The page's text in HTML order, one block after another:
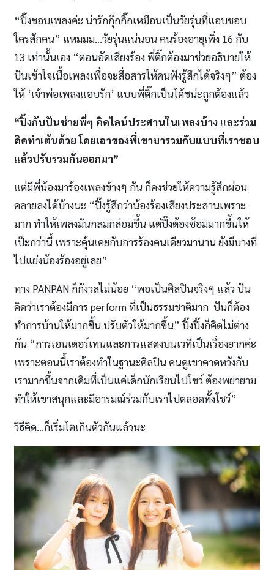
“ปิ๊งชอบเพลงค่ะ น่ารักกุ๊กกิ๊กเหมือนเป็นวัยรุ่นที่แอบชอบ
ใครสักคน” แหมมม…วัยรุ่นแน่นอน คนร้องอายุเพิ่ง 16 กับ
13 เท่านั้นเอง “ตอนอัดเสียงร้อง พี่ติ๊กต้องมาช่วยอธิบายให้
ปันเข้าใจเนื้อเพลงเพื่อจะสื่อสารให้คนฟังรู้สึกได้จริงๆ” ต้อง
ให้ ‘เจ้าพ่อเพลงแอบรัก’ แบบพี่ติ๊กเป็นโค้ชน่ะถูกต้องแล้ว
“ปิ๊งกับปันช่วยพี่ๆ คิดไลน์ประสานในเพลงบ้าง และร่วม
คิดท่าเต้นด้วย โดยเอาของพี่เขามารวมกับแบบที่เราชอบ
แล้วปรับรวมกันออกมา”
แต่มีพี่น้องมาร้องเพลงข้างๆ กัน ก็คงช่วยให้ความรู้สึกผ่อน
คลายลงได้บ้างนะ “ปิ๊งรู้สึกว่าน้องร้องเสียงประสานเพราะ
มาก ทำให้เพลงมันกลมกล่อมขึ้น แต่ปิ๊งต้องซ้อมมากขึ้นให้
เป๊ะกว่านี้ เพราะคุ้นเคยกับการร้องคนเดียวมานาน ยังมีบางที
ไปแย่งน้องร้องอยู่เลย”
ทาง PANPAN ก็กังวลไม่น้อย “พอเป็นศิลปินจริงๆ แล้ว ปัน
คิดว่าเราต้องมีการ perform ที่เป็นธรรมชาติมาก ปันก็ต้อง
ทำการบ้านให้มากขึ้น ปรับตัวให้มากขึ้น” ปิ๊งปิ๊งก็คิดไม่ต่าง
กัน “การเอนเตอร์เทนและการแสดงบนเวทีเป็นเรื่องยากค่ะ
เพราะตอนนี้เราต้องทำในฐานะศิลปิน คนดูเขาคาดหวังกับ
เรามากขึ้นจากเดิมที่เป็นแค่เด็กนักเรียนไปโชว์ ต้องพยายาม
ทำให้เขาสนุกและมีอารมณ์ร่วมกับเราไปตลอดทั้งโชว์”
วิธีคิด…ก็เริ่มโตเกินตัวกันแล้วนะ